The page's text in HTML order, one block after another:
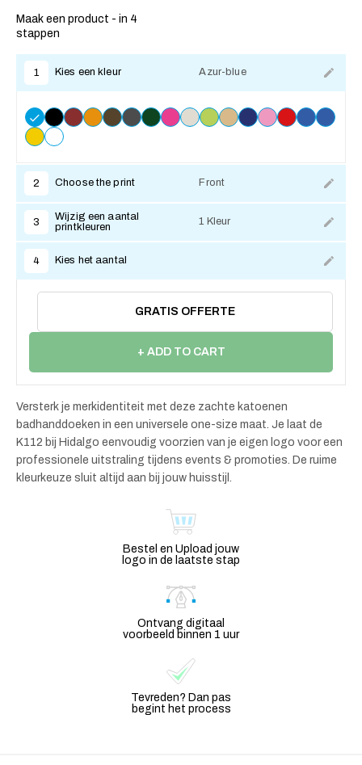
Maak een product - in 4
stappen
1 Kies een kleur Azur-blue
2 Choose the print Front
3
Wijzig een aantal
printkleuren
1 Kleur
4 Kies het aantal
GRATIS OFFERTE
+ ADD TO CART
Versterk je merkidentiteit met deze zachte katoenen
badhanddoeken in een universele one-size maat. Je laat de
K112 bij Hidalgo eenvoudig voorzien van je eigen logo voor een
professionele uitstraling tijdens events & promoties. De ruime
kleurkeuze sluit altijd aan bij jouw huisstijl.
Bestel en Upload jouw
logo in de laatste stap
Ontvang digitaal
voorbeeld binnen 1 uur
Tevreden? Dan pas
begint het process